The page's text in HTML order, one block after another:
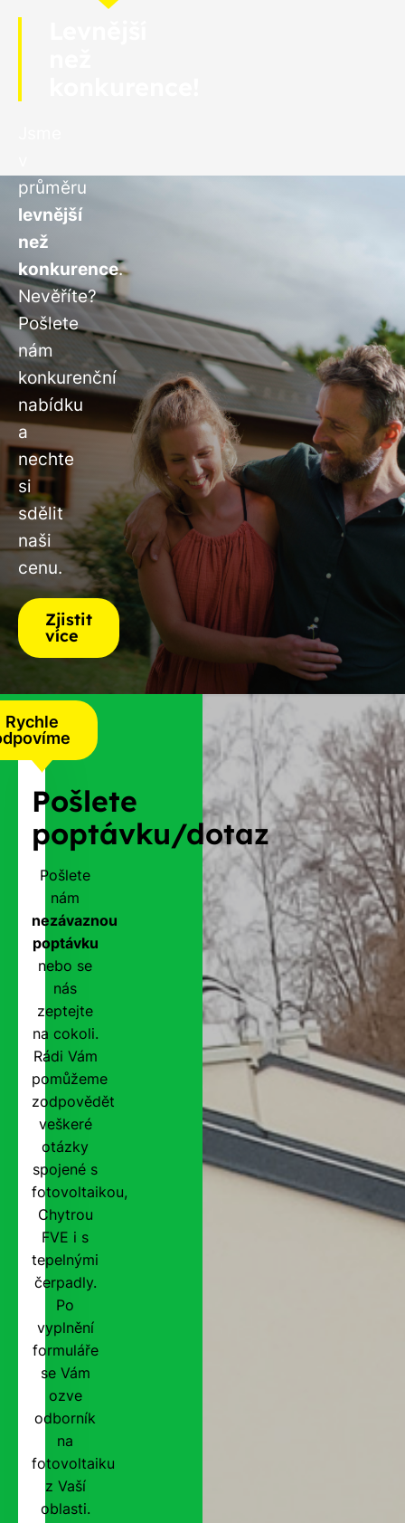
průměru
levnější
než
konkurence.
Nevěříte?
Pošlete
nám
konkurenční
nabídku
a
nechte
si
sdělit
naši
cenu.
Zjistit
více
Rychle
Pošlete
poptávku/dotaz
Pošlete
nám
nezávaznou
poptávku
nebo se
nás
zeptejte
na cokoli.
Rádi Vám
pomůžeme
zodpovědět
veškeré
otázky
spojené s
fotovoltaikou,
Chytrou
FVE i s
tepelnými
čerpadly.
Po
vyplnění
formuláře
se Vám
ozve
odborník
na
fotovoltaiku
z Vaší
oblasti.